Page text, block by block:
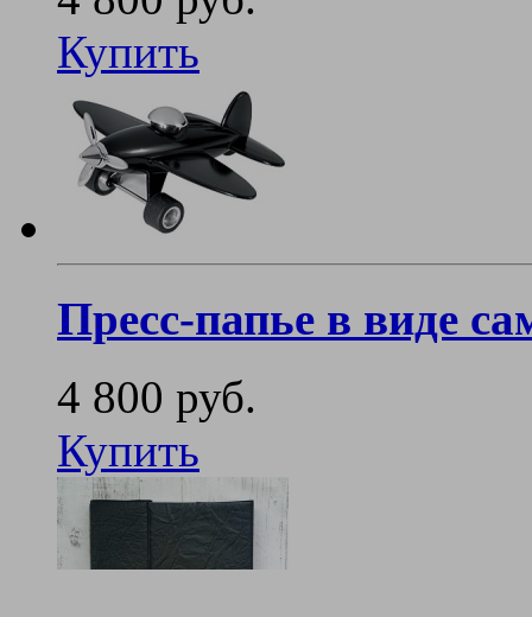
Купить
Пресс-папье в виде
4 800 руб.
Купить